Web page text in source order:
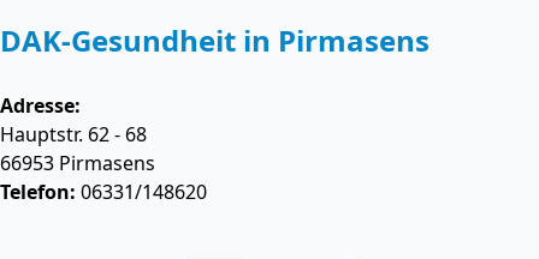
DAK-Gesundheit in Pirmasens
Adresse:
Hauptstr. 62 - 68
66953 Pirmasens
Telefon: 06331/148620